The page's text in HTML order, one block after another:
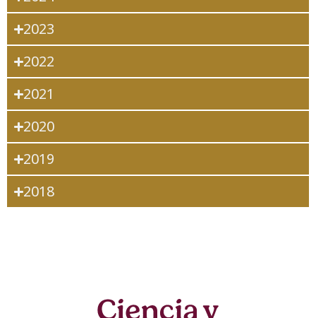
2023
2022
2021
2020
2019
2018